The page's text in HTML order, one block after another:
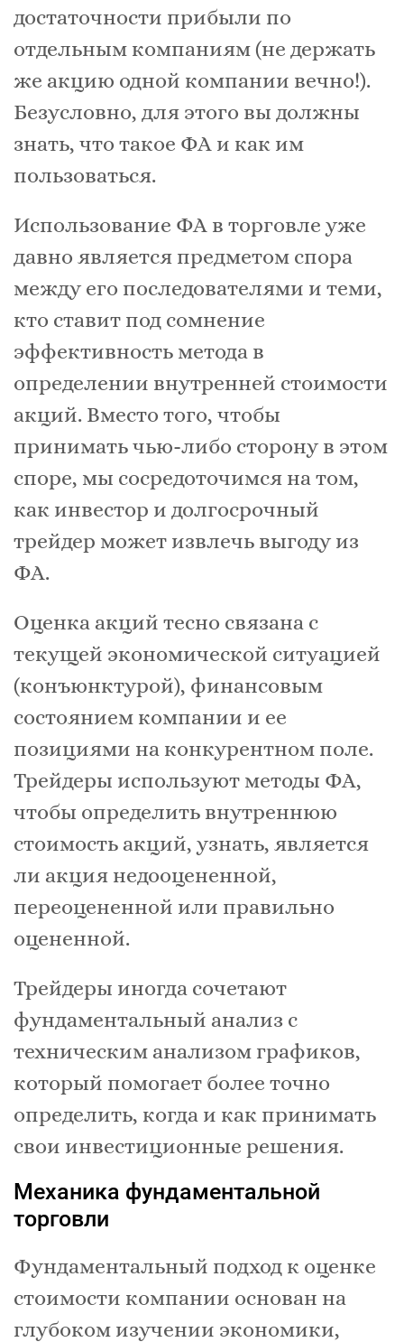
достаточности прибыли по
отдельным компаниям (не держать
же акцию одной компании вечно!).
Безусловно, для этого вы должны
знать, что такое ФА и как им
пользоваться.
Использование ФА в торговле уже
давно является предметом спора
между его последователями и теми,
кто ставит под сомнение
эффективность метода в
определении внутренней стоимости
акций. Вместо того, чтобы
принимать чью-либо сторону в этом
споре, мы сосредоточимся на том,
как инвестор и долгосрочный
трейдер может извлечь выгоду из
ФА.
Оценка акций тесно связана с
текущей экономической ситуацией
(конъюнктурой), финансовым
состоянием компании и ее
позициями на конкурентном поле.
Трейдеры используют методы ФА,
чтобы определить внутреннюю
стоимость акций, узнать, является
ли акция недооцененной,
переоцененной или правильно
оцененной.
Трейдеры иногда сочетают
фундаментальный анализ с
техническим анализом графиков,
который помогает более точно
определить, когда и как принимать
свои инвестиционные решения.
Механика фундаментальной
торговли
Фундаментальный подход к оценке
стоимости компании основан на
глубоком изучении экономики,